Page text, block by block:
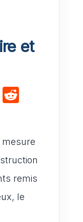
et
E
di
t
mesure
remis
le